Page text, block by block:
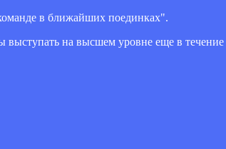
в ближайших поединках".
на высшем уровне еще в течение